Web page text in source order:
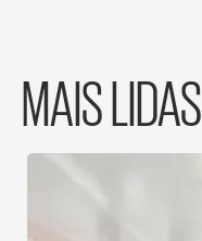
MAIS LIDAS